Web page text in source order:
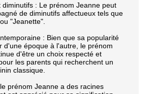
diminutifs : Le prénom Jeanne peut
de diminutifs affectueux tels que
"Jeanette".
: Bien que sa popularité
d'une époque à l'autre, le prénom
d'être un choix respecté et
les parents qui recherchent un
classique.
prénom Jeanne a des racines